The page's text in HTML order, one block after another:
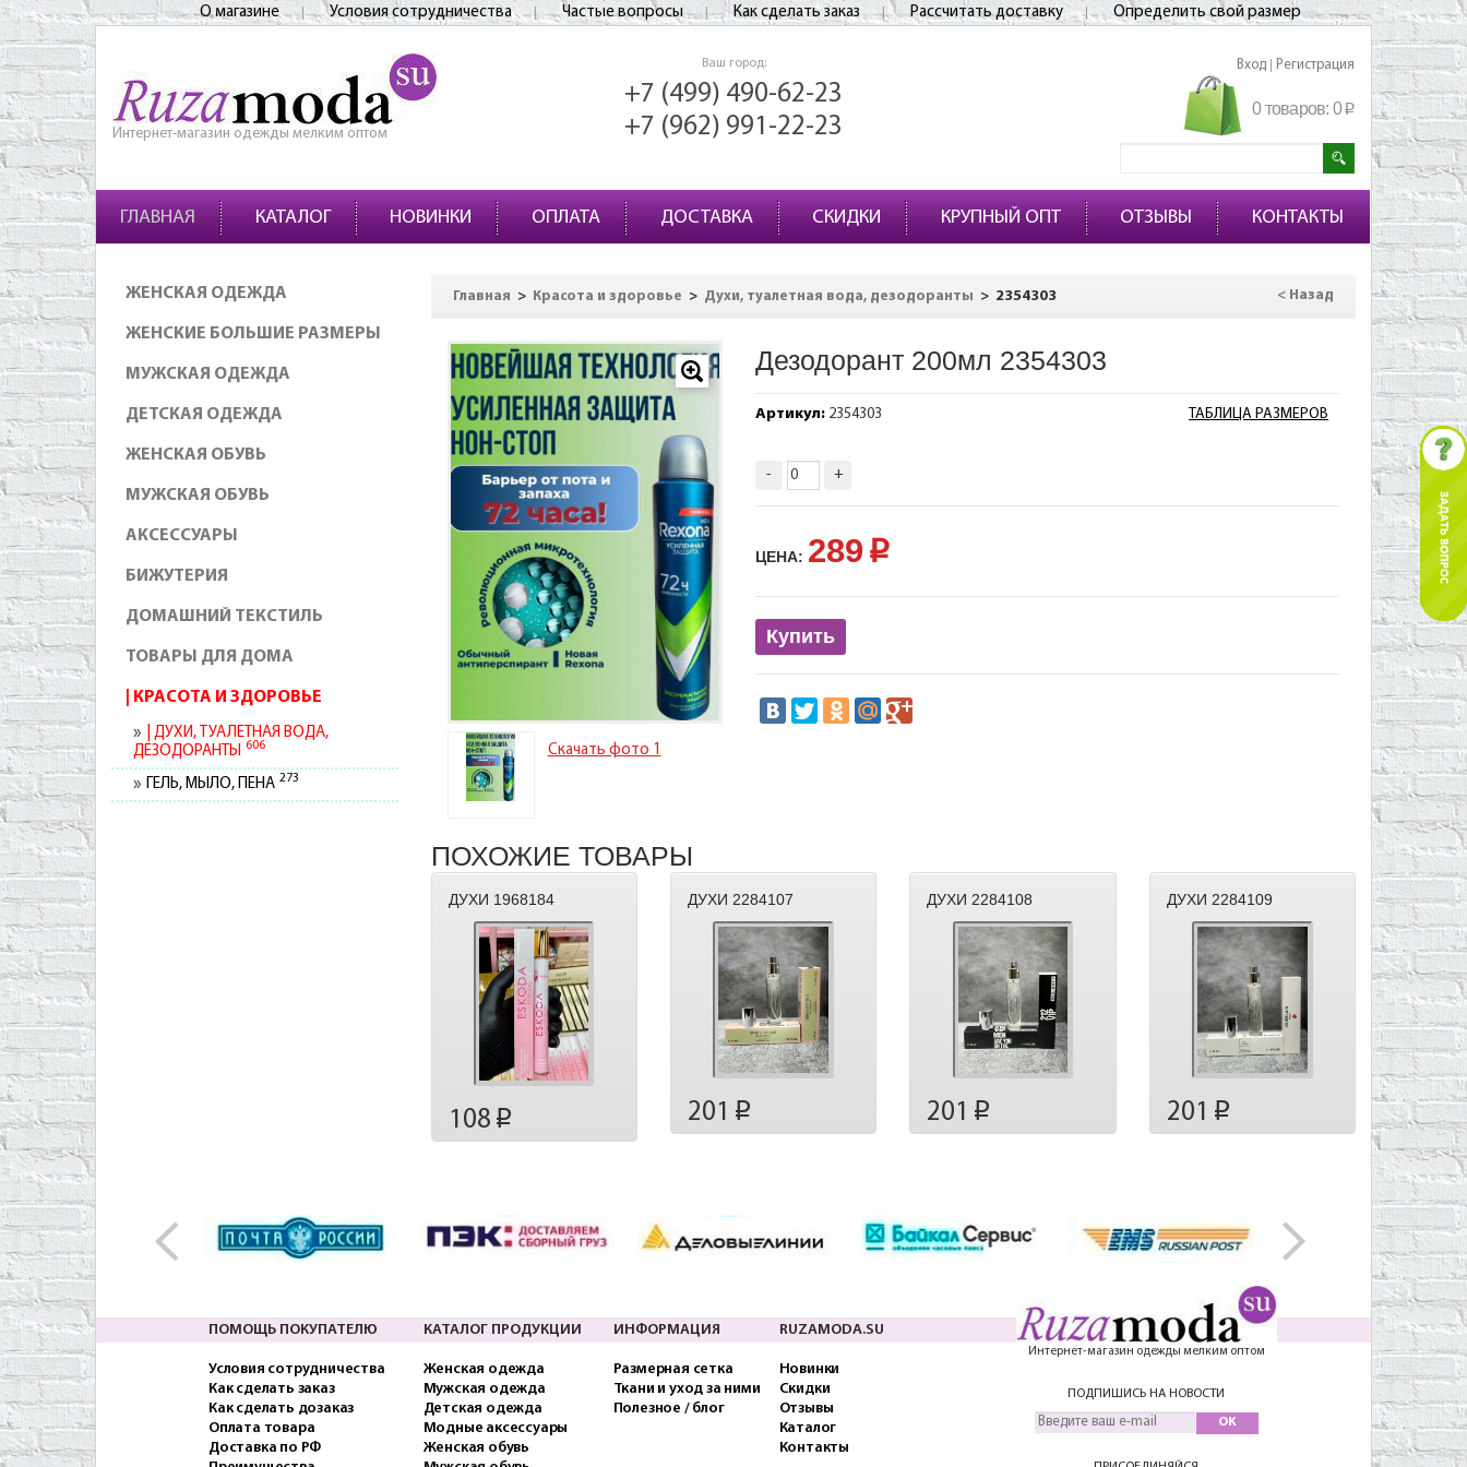
О магазине Условия сотрудничества Частые вопросы Как сделать заказ Рассчитать доставку Определить свой размер
Интернет-магазин одежды мелким оптом
Ваш город:
+7 (499) 490-62-23
+7 (962) 991-22-23
Вход Регистрация
0 товаров: 0p
ГЛАВНАЯ КАТАЛОГ НОВИНКИ ОПЛАТА ДОСТАВКА СКИДКИ КРУПНЫЙ ОПТ ОТЗЫВЫ КОНТАКТЫ
ЖЕНСКАЯ ОДЕЖДА
ЖЕНСКИЕ БОЛЬШИЕ РАЗМЕРЫ
МУЖСКАЯ ОДЕЖДА
ДЕТСКАЯ ОДЕЖДА
ЖЕНСКАЯ ОБУВЬ
МУЖСКАЯ ОБУВЬ
АКСЕССУАРЫ
БИЖУТЕРИЯ
ДОМАШНИЙ ТЕКСТИЛЬ
ТОВАРЫ ДЛЯ ДОМА
КРАСОТА И ЗДОРОВЬЕ
ДУХИ, ТУАЛЕТНАЯ ВОДА,
ДЕЗОДОРАНТЫ 606
ГЕЛЬ, МЫЛО, ПЕНА 273
Главная > Красота и здоровье > Духи, туалетная вода, дезодоранты > 2354303 < Назад
Скачать фото 1
Дезодорант 200мл 2354303
ТАБЛИЦА РАЗМЕРОВ
Артикул:2354303
- +
ЦЕНА: 289 p
Купить
ПОХОЖИЕ ТОВАРЫ
ДУХИ 1968184
108 p
ДУХИ 2284107
201 p
ДУХИ 2284108
201 p
ДУХИ 2284109
201 p
ПОМОЩЬ ПОКУПАТЕЛЮ
Условия сотрудничества
Как сделать заказ
Как сделать дозаказ
Оплата товара
Доставка по РФ
КАТАЛОГ ПРОДУКЦИИ
Женская одежда
Мужская одежда
Детская одежда
Модные аксессуары
Женская обувь
ИНФОРМАЦИЯ
Размерная сетка
Ткани и уход за ними
Полезное / блог
RUZAMODA.SU
Новинки
Скидки
Отзывы
Каталог
Контакты
Интернет-магазин одежды мелким оптом
ПОДПИШИСЬ НА НОВОСТИ
OK